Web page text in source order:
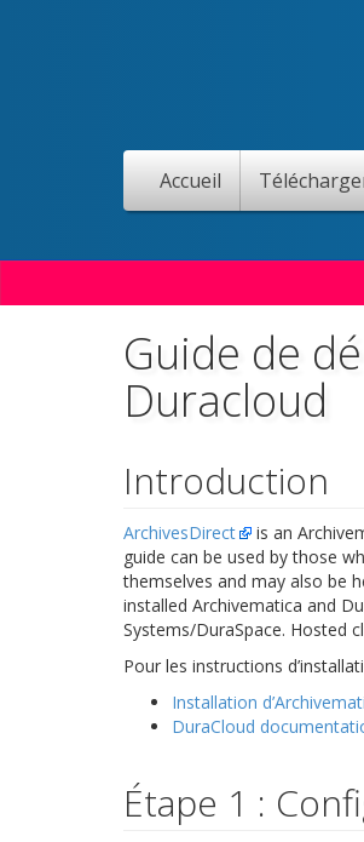
Accueil
Guide de
Duracloud
Introduction
ArchivesDirect
is an
guide can be used by those
themselves and may also be
installed Archivematica and
Systems/DuraSpace. Hosted
Pour les instructions
Installation
DuraCloud
Étape 1 :